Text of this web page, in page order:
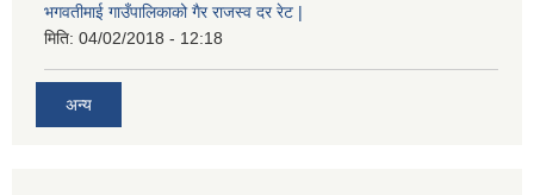
भगवतीमाई गाउँपालिकाको गैर राजस्व दर रेट |
मिति: 04/02/2018 - 12:18
अन्य